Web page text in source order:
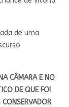
de uma
CÂMARA E NO
DE QUE FOI